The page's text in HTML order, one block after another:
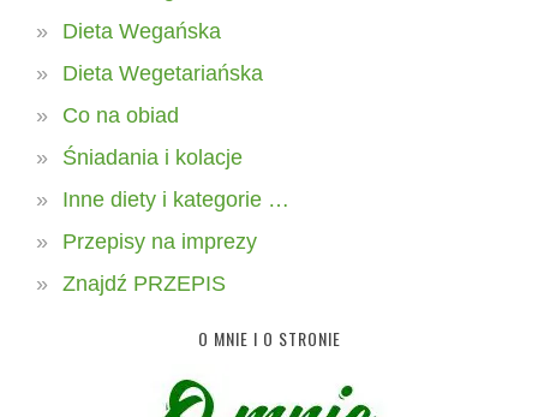
Dieta Wegańska
Dieta Wegetariańska
Co na obiad
Śniadania i kolacje
Inne diety i kategorie …
Przepisy na imprezy
Znajdź PRZEPIS
O MNIE I O STRONIE